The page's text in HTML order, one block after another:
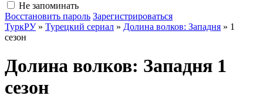
Не запоминать
Восстановить пароль Зарегистрироваться
ТуркРУ» Турецкий сериал » Долина волков: Западня » 1
сезон
Долина волков: Западня 1
сезон